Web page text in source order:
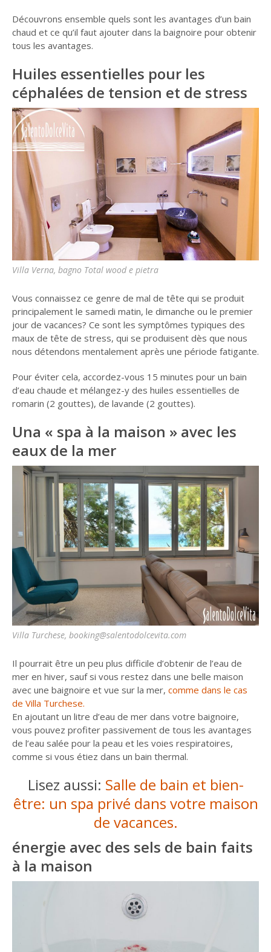
Découvrons ensemble quels sont les avantages d’un bain
chaud et ce qu’il faut ajouter dans la baignoire pour obtenir
tous les avantages.
Huiles essentielles pour les
céphalées de tension et de stress
Villa Verna, bagno Total wood e pietra
Vous connaissez ce genre de mal de tête qui se produit
principalement le samedi matin, le dimanche ou le premier
jour de vacances? Ce sont les symptômes typiques des
maux de tête de stress, qui se produisent dès que nous
nous détendons mentalement après une période fatigante.
Pour éviter cela, accordez-vous 15 minutes pour un bain
d’eau chaude et mélangez-y des huiles essentielles de
romarin (2 gouttes), de lavande (2 gouttes).
Una « spa à la maison » avec les
eaux de la mer
Villa Turchese, booking@salentodolcevita.com
Il pourrait être un peu plus difficile d’obtenir de l’eau de
mer en hiver, sauf si vous restez dans une belle maison
avec une baignoire et vue sur la mer, comme dans le cas
de Villa Turchese.
En ajoutant un litre d’eau de mer dans votre baignoire,
vous pouvez profiter passivement de tous les avantages
de l’eau salée pour la peau et les voies respiratoires,
comme si vous étiez dans un bain thermal.
Lisez aussi: Salle de bain et bien-
être: un spa privé dans votre maison
de vacances.
énergie avec des sels de bain faits
à la maison